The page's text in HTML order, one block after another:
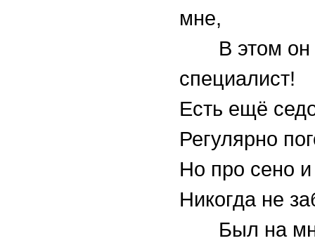
мне,
В этом он
специалист!
Есть ещё
Регулярно
Но про сено
Никогда не
Был на